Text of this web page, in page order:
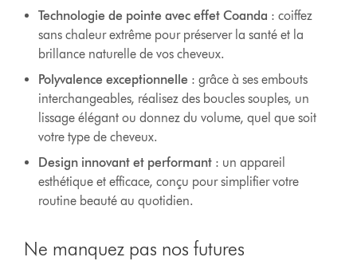
Technologie de pointe avec effet Coanda : coiffez
sans chaleur extrême pour préserver la santé et la
brillance naturelle de vos cheveux.
Polyvalence exceptionnelle : grâce à ses embouts
interchangeables, réalisez des boucles souples, un
lissage élégant ou donnez du volume, quel que soit
votre type de cheveux.
Design innovant et performant : un appareil
esthétique et efficace, conçu pour simplifier votre
routine beauté au quotidien.
Ne manquez pas nos futures